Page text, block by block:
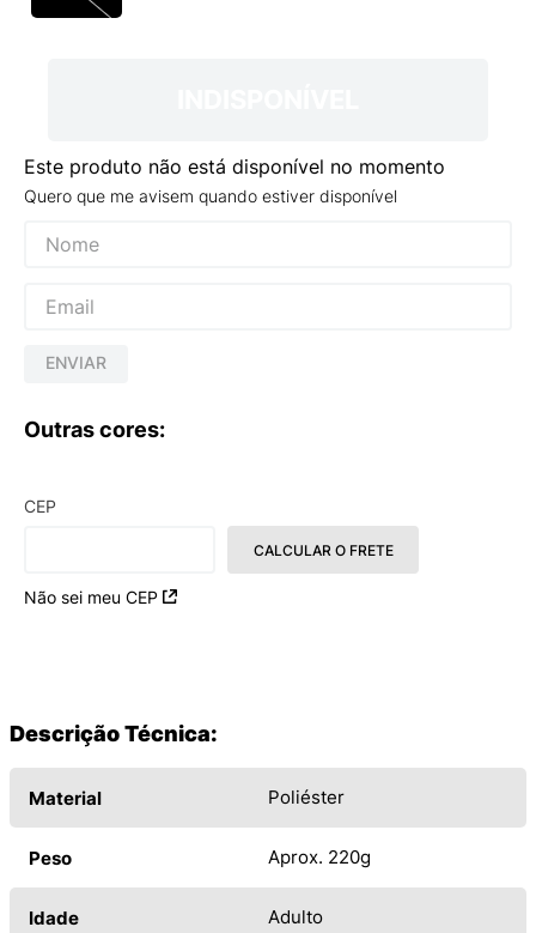
Este produto não está disponível no momento
Quero que me avisem quando estiver disponível
ENVIAR
Outras cores:
CEP
Não sei meu CEP
CALCULAR O FRETE
Descrição Técnica:
Material Poliéster
Peso Aprox. 220g
Idade Adulto
NEW 530